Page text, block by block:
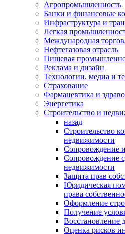
Агропромышленность
Банки и финансовые
Инфраструктура и
Легкая
Международная
Нефтегазовая отрасль
Пищевая
Реклама и дизайн
Технологии, медиа и
Страхование
Фармацевтика и
Энергетика
Строительство и
назад
Строительство
недвижимости
Сопровождение
Сопровождение
недвижимости
Защита прав
Юридическая
права
Оформление
Получение
Восстановление
Оценка рисков